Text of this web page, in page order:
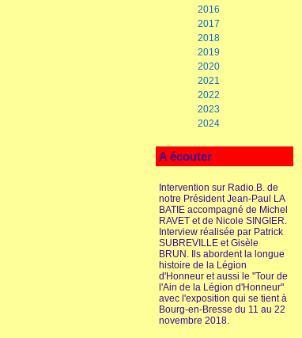
2016
2017
2018
2019
2020
2021
2022
2023
2024
A écouter
Intervention sur Radio.B. de
notre Président Jean-Paul LA
BATIE accompagné de Michel
RAVET et de Nicole SINGIER.
Interview réalisée par Patrick
SUBREVILLE et Gisèle
BRUN. Ils abordent la longue
histoire de la Légion
d'Honneur et aussi le "Tour de
l'Ain de la Légion d'Honneur"
avec l'exposition qui se tient à
Bourg-en-Bresse du 11 au 22
novembre 2018.